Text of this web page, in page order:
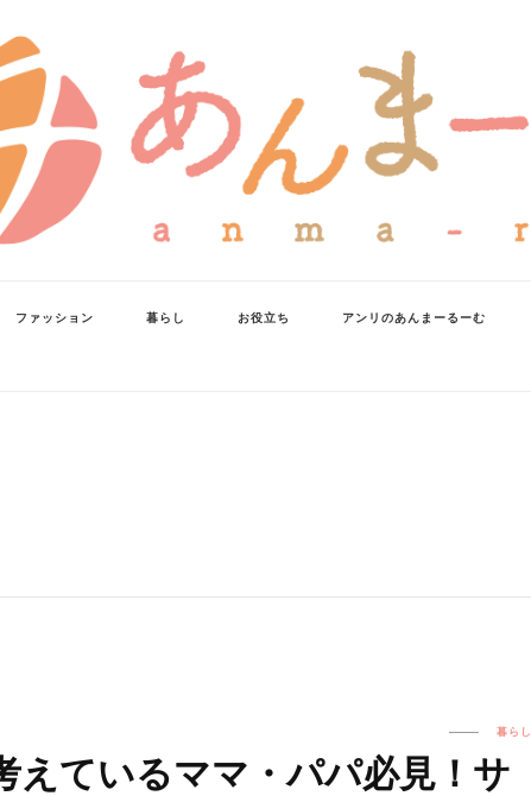
ファッション 暮らし お役立ち アンリのあんまーるーむ
暮らし
えているママ・パパ必見！サ